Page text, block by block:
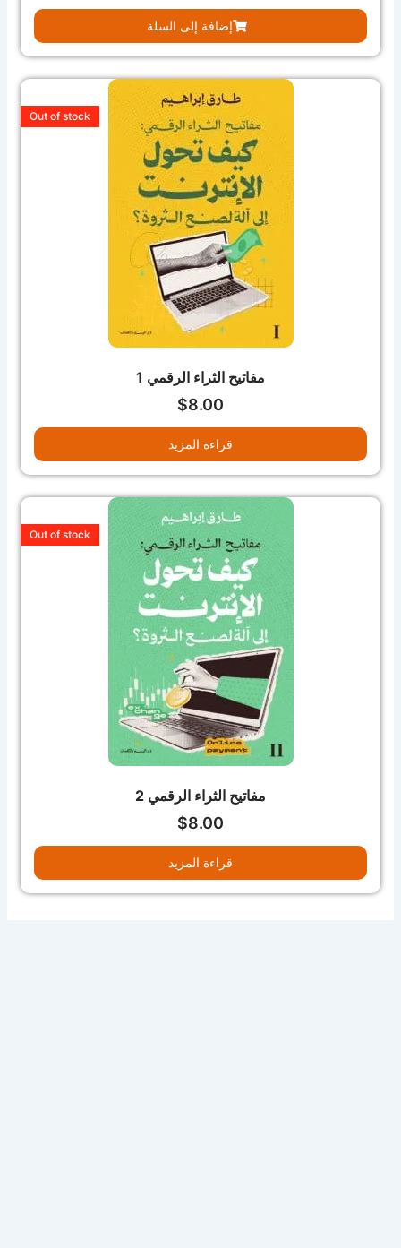
إضافة إلى السلة
مفاتيح الثراء الرقمي 1
Out of stock
$8.00
قراءة المزيد
مفاتيح الثراء الرقمي 2
Out of stock
$8.00
قراءة المزيد